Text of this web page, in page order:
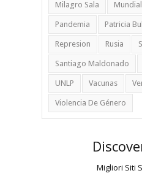
Milagro Sala
Pandemia Patricia
Represion Rusia
Santiago Maldonado
UNLP Vacunas
Violencia De Género
Migliori Siti